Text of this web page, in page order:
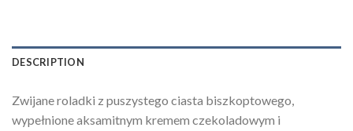
DESCRIPTION
Zwijane roladki z puszystego ciasta biszkoptowego,
wypełnione aksamitnym kremem czekoladowym i